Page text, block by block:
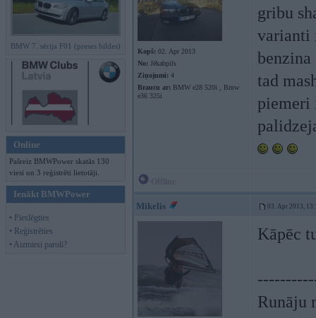
BMW 7. sērija F01 (preses bildes)
Online
Pašreiz BMWPower skatās 130
viesi un 3 reģistrēti lietotāji.
Ienākt BMWPower
• Pieslēgties
• Reģistrēties
• Aizmirsi paroli?
Kopš: 02. Apr 2013
No: Jēkabpils
Ziņojumi: 4
Braucu ar: BMW e28 520i , Bmw
e36 325i
gribu
varianti
benzina
tad
piemeri
Mikelis 03. Apr 2013,
Kāpēc
Runāju